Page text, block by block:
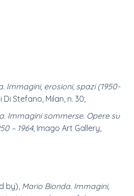
Immagini, erosioni, spazi (1950-
Di Stefano, Milan, n. 30;
Immagini sommerse. Opere su
– 1964, Imago Art Gallery,
by), Mario Bionda. Immagini,